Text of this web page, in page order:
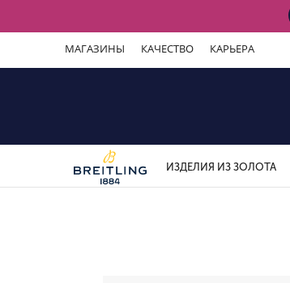
МАГАЗИНЫ КАЧЕСТВО КАРЬЕРА
ИЗДЕЛИЯ ИЗ ЗОЛОТА